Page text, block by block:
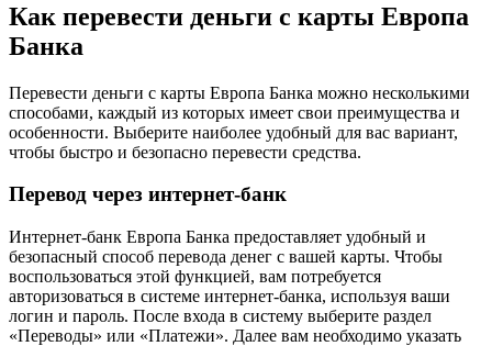
Как перевести деньги с карты Европа
Банка
Перевести деньги с карты Европа Банка можно несколькими
способами, каждый из которых имеет свои преимущества и
особенности. Выберите наиболее удобный для вас вариант,
чтобы быстро и безопасно перевести средства.
Перевод через интернет-банк
Интернет-банк Европа Банка предоставляет удобный и
безопасный способ перевода денег с вашей карты. Чтобы
воспользоваться этой функцией, вам потребуется
авторизоваться в системе интернет-банка, используя ваши
логин и пароль. После входа в систему выберите раздел
«Переводы» или «Платежи». Далее вам необходимо указать